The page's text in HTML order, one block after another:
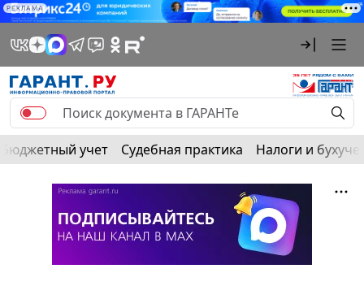
РЕКЛАМА
Бюджетный учет Судебная практика Налоги и